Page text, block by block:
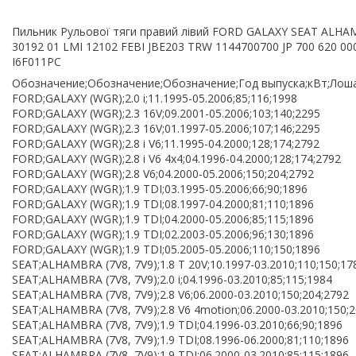
Пильник Рульової тяги правий лівий FORD GALAXY SEAT
30192 01 LMI 12102 FEBI JBE203 TRW 1144700700 JP 700 620
I6F011PC
Обозначение;Обозначение;Обозначение;Год
FORD;GALAXY (WGR);2.0 i;11.1995-05.2006;85;116;1998
FORD;GALAXY (WGR);2.3 16V;09.2001-05.2006;103;140;2295
FORD;GALAXY (WGR);2.3 16V;01.1997-05.2006;107;146;2295
FORD;GALAXY (WGR);2.8 i V6;11.1995-04.2000;128;174;2792
FORD;GALAXY (WGR);2.8 i V6 4x4;04.1996-04.2000;128;174;2792
FORD;GALAXY (WGR);2.8 V6;04.2000-05.2006;150;204;2792
FORD;GALAXY (WGR);1.9 TDI;03.1995-05.2006;66;90;1896
FORD;GALAXY (WGR);1.9 TDI;08.1997-04.2000;81;110;1896
FORD;GALAXY (WGR);1.9 TDI;04.2000-05.2006;85;115;1896
FORD;GALAXY (WGR);1.9 TDI;02.2003-05.2006;96;130;1896
FORD;GALAXY (WGR);1.9 TDI;05.2005-05.2006;110;150;1896
SEAT;ALHAMBRA (7V8, 7V9);1.8 T 20V;10.1997-
SEAT;ALHAMBRA (7V8, 7V9);2.0 i;04.1996-03.2010;85;115;1984
SEAT;ALHAMBRA (7V8, 7V9);2.8 V6;06.2000-03.2010;150;204;2792
SEAT;ALHAMBRA (7V8, 7V9);2.8 V6 4motion;06.2000-
SEAT;ALHAMBRA (7V8, 7V9);1.9 TDI;04.1996-03.2010;66;90;1896
SEAT;ALHAMBRA (7V8, 7V9);1.9 TDI;08.1996-06.2000;81;110;1896